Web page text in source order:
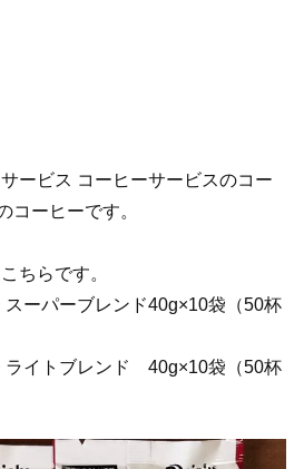
ービス コーヒーサービスのコー
コーヒーです。
ちらです。
スーパーブレンド40g×10袋（50杯
ライトブレンド 40g×10袋（50杯